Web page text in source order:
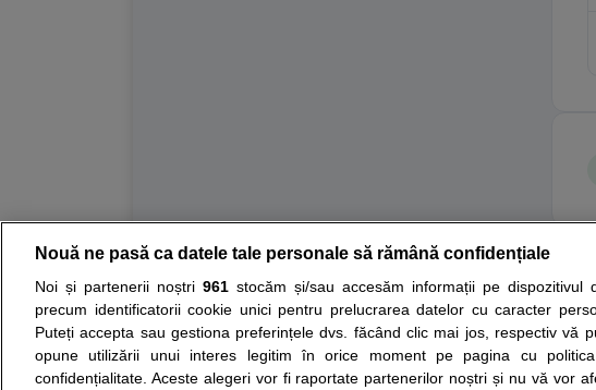
Resurse: Autoevaluare simptome Interpretare analize
Opiniile avizate ale medicilor, sfaturile si orice alte informatii despre
nici diagnosticul stabilit in urma investigatiilor si analizelor medicale.
ii punem la dispozitie pentru programare in sistemul de programari la
Nouă ne pasă ca datele tale personale să rămână confidențiale
Noi și partenerii noștri 961stocăm și/sau accesăm informații pe dispozitivul
precum identificatorii cookie unici pentru prelucrarea datelor cu caracter
Puteți accepta sau gestiona preferințele dvs. făcând clic mai jos, respectiv vă
opune utilizării unui interes legitim în orice moment pe pagina cu
confidențialitate. Aceste alegeri vor fi raportate partenerilor noștri și nu vă vor